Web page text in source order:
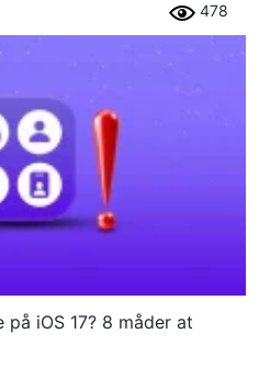
478
iOS 17? 8 måder at